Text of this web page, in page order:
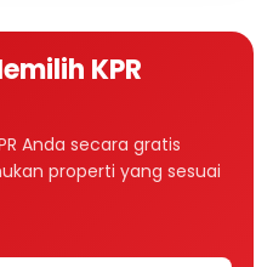
KPR
Anda secara gratis
properti yang sesuai